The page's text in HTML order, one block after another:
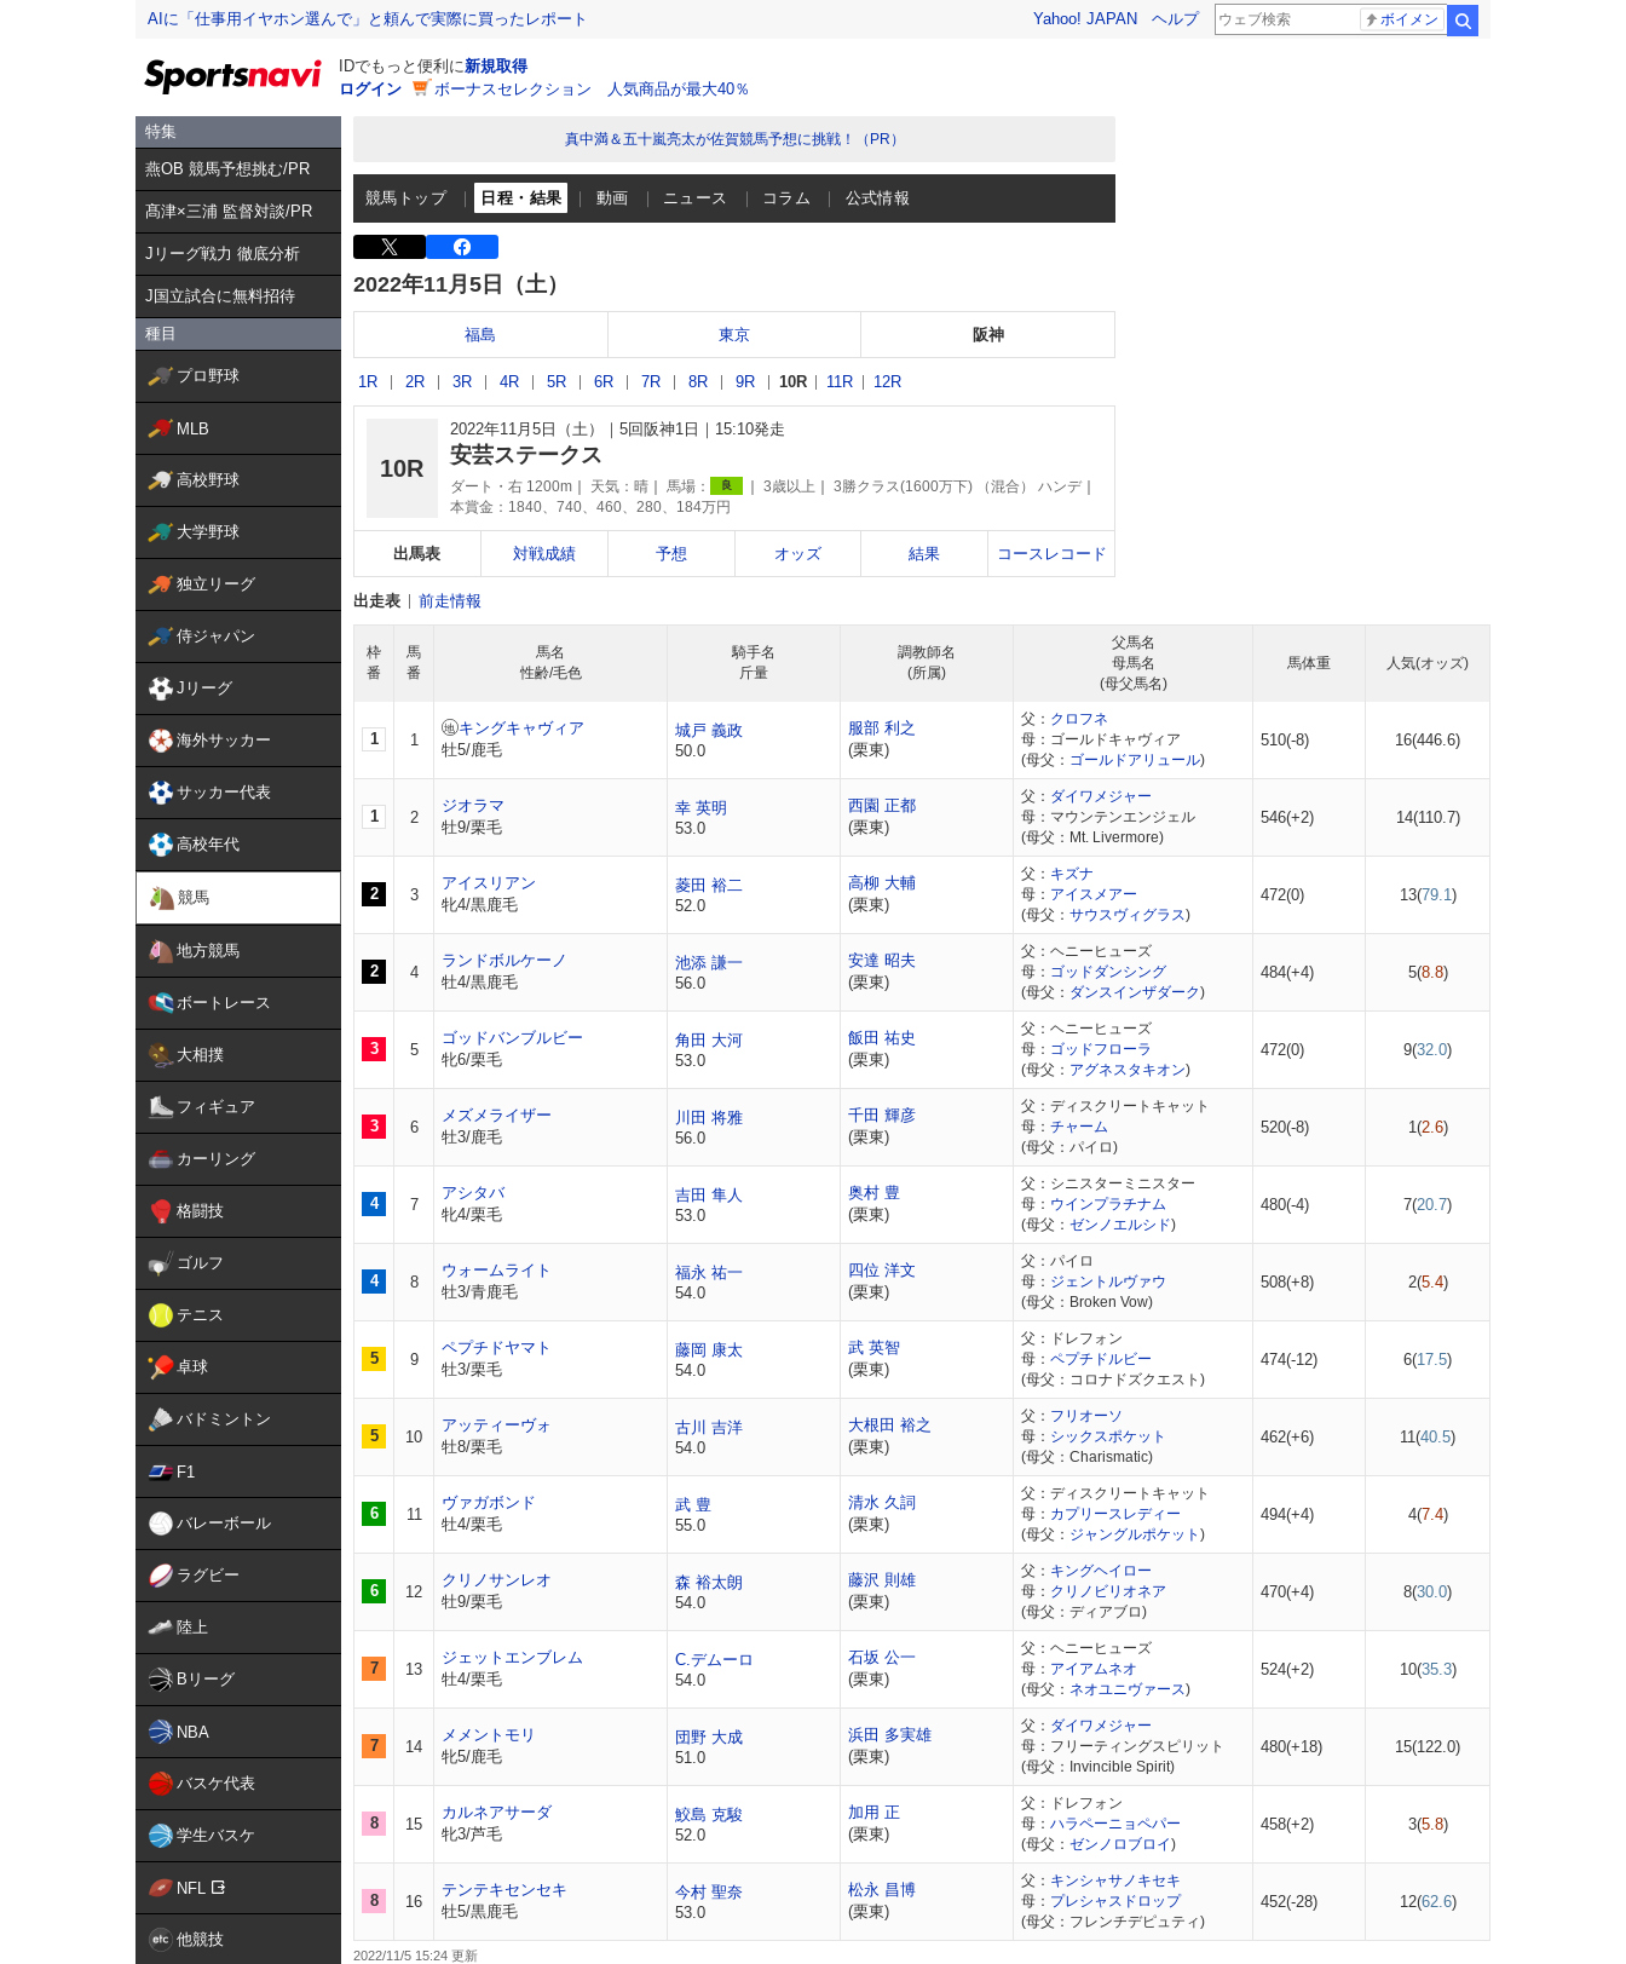
AIに「仕事用イヤホン選んで」と頼んで実際に買ったレポート Yahoo! JAPAN ヘルプ ボイメン
IDでもっと便利に新規取得
ログイン
ボーナスセレクション 人気商品が最大40％
特集
燕OB 競馬予想挑む/PR
髙津×三浦 監督対談/PR
Jリーグ戦力 徹底分析
J国立試合に無料招待
種目
プロ野球
MLB
高校野球
大学野球
独立リーグ
侍ジャパン
Jリーグ
海外サッカー
サッカー代表
高校年代
競馬
地方競馬
ボートレース
大相撲
フィギュア
カーリング
格闘技
ゴルフ
テニス
卓球
バドミントン
F1
バレーボール
ラグビー
陸上
Bリーグ
NBA
バスケ代表
学生バスケ
NFL
他競技
真中満＆五十嵐亮太が佐賀競馬予想に挑戦！（PR）
競馬トップ 日程・結果 動画 ニュース コラム 公式情報
2022年11月5日（土）
福島 東京 阪神
1R 2R 3R 4R 5R 6R 7R 8R 9R 10R 11R 12R
10R
2022年11月5日（土） 5回阪神1日 15:10発走
安芸ステークス
ダート・右 1200m 天気： 晴 馬場： 良 3歳以上
3勝クラス(1600万下) （混合） ハンデ
本賞金：1840、740、460、280、184万円
出馬表 対戦成績 予想 オッズ 結果 コースレコード
出走表 前走情報
枠
番
馬
番
馬名
性齢/毛色
騎手名
斤量
調教師名
(所属)
父馬名
母馬名
(母父馬名)
馬体重 人気(オッズ)
1 1
キングキャヴィア
牡5/鹿毛
城戸 義政
50.0
服部 利之
(栗東)
父： クロフネ
母：ゴールドキャヴィア
(母父： ゴールドアリュール)
510(-8) 16(446.6)
1 2
ジオラマ
牡9/栗毛
幸 英明
53.0
西園 正都
(栗東)
父： ダイワメジャー
母：マウンテンエンジェル
(母父：Mt. Livermore)
546(+2) 14(110.7)
2 3
アイスリアン
牝4/黒鹿毛
菱田 裕二
52.0
高柳 大輔
(栗東)
父： キズナ
母： アイスメアー
(母父： サウスヴィグラス)
472(0) 13(79.1)
2 4
ランドボルケーノ
牡4/黒鹿毛
池添 謙一
56.0
安達 昭夫
(栗東)
父：ヘニーヒューズ
母： ゴッドダンシング
(母父： ダンスインザダーク)
484(+4) 5(8.8)
3 5
ゴッドバンブルビー
牝6/栗毛
角田 大河
53.0
飯田 祐史
(栗東)
父：ヘニーヒューズ
母： ゴッドフローラ
(母父： アグネスタキオン)
472(0) 9(32.0)
3 6
メズメライザー
牡3/鹿毛
川田 将雅
56.0
千田 輝彦
(栗東)
父：ディスクリートキャット
母： チャーム
(母父：パイロ)
520(-8) 1(2.6)
4 7
アシタバ
牝4/栗毛
吉田 隼人
53.0
奥村 豊
(栗東)
父：シニスターミニスター
母： ウインプラチナム
(母父： ゼンノエルシド)
480(-4) 7(20.7)
4 8
ウォームライト
牡3/青鹿毛
福永 祐一
54.0
四位 洋文
(栗東)
父：パイロ
母： ジェントルヴァウ
(母父：Broken Vow)
508(+8) 2(5.4)
5 9
ペプチドヤマト
牡3/栗毛
藤岡 康太
54.0
武 英智
(栗東)
父：ドレフォン
母： ペプチドルビー
(母父：コロナドズクエスト)
474(-12) 6(17.5)
5 10
アッティーヴォ
牡8/栗毛
古川 吉洋
54.0
大根田 裕之
(栗東)
父： フリオーソ
母： シックスポケット
(母父：Charismatic)
462(+6) 11(40.5)
6 11
ヴァガボンド
牡4/栗毛
武 豊
55.0
清水 久詞
(栗東)
父：ディスクリートキャット
母： カプリースレディー
(母父： ジャングルポケット )
494(+4) 4(7.4)
6 12
クリノサンレオ
牡9/栗毛
森 裕太朗
54.0
藤沢 則雄
(栗東)
父： キングヘイロー
母： クリノビリオネア
(母父：ディアブロ)
470(+4) 8(30.0)
7 13
ジェットエンブレム
牡4/栗毛
C.デムーロ
54.0
石坂 公一
(栗東)
父：ヘニーヒューズ
母： アイアムネオ
(母父： ネオユニヴァース)
524(+2) 10(35.3)
7 14
メメントモリ
牝5/鹿毛
団野 大成
51.0
浜田 多実雄
(栗東)
父： ダイワメジャー
母：フリーティングスピリット
(母父：Invincible Spirit)
480(+18) 15(122.0)
8 15
カルネアサーダ
牝3/芦毛
鮫島 克駿
52.0
加用 正
(栗東)
父：ドレフォン
母： ハラペーニョペパー
(母父： ゼンノロブロイ)
458(+2) 3(5.8)
8 16
テンテキセンセキ
牡5/黒鹿毛
今村 聖奈
53.0
松永 昌博
(栗東)
父： キンシャサノキセキ
母： プレシャスドロップ
(母父：フレンチデピュティ)
452(-28) 12(62.6)
2022/11/5 15:24